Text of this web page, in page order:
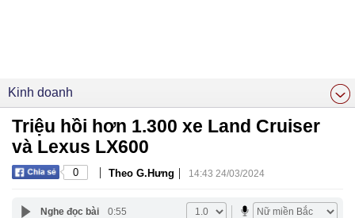
Kinh doanh
Triệu hồi hơn 1.300 xe Land Cruiser
và Lexus LX600
0 | Theo G.Hưng | 14:43 24/03/2024
Nghe đọc bài 0:55